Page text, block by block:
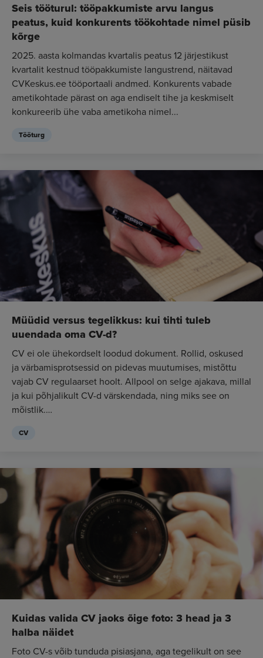
Seis tööturul: tööpakkumiste arvu langus
peatus, kuid konkurents töökohtade nimel püsib
kõrge
2025. aasta kolmandas kvartalis peatus 12 järjestikust
kvartalit kestnud tööpakkumiste langustrend, näitavad
CVKeskus.ee tööportaali andmed. Konkurents vabade
ametikohtade pärast on aga endiselt tihe ja keskmiselt
konkureerib ühe vaba ametikoha nimel...
Tööturg
Müüdid versus tegelikkus: kui tihti tuleb
uuendada oma CV-d?
CV ei ole ühekordselt loodud dokument. Rollid, oskused
ja värbamisprotsessid on pidevas muutumises, mistõttu
vajab CV regulaarset hoolt. Allpool on selge ajakava, millal
ja kui põhjalikult CV-d värskendada, ning miks see on
mõistlik.
CV
Kuidas valida CV jaoks õige foto: 3 head ja 3
halba näidet
Foto CV-s võib tunduda pisiasjana, aga tegelikult on see